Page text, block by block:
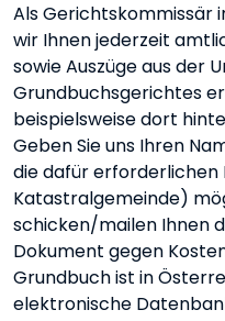
Als Gerichtskommissär
wir Ihnen jederzeit
sowie Auszüge aus der
Grundbuchsgerichtes
beispielsweise dort
Geben Sie uns Ihren
die dafür erforderlichen
Katastralgemeinde)
schicken/mailen Ihnen
Dokument gegen
Grundbuch ist in
elektronische